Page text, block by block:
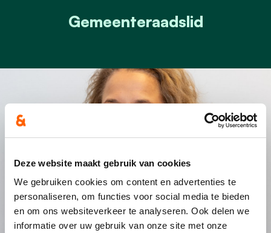
Deze website maakt gebruik van cookies
We gebruiken cookies om content en advertenties te
personaliseren, om functies voor social media te bieden
en om ons websiteverkeer te analyseren. Ook delen we
informatie over uw gebruik van onze site met onze
Gemeenteraadslid